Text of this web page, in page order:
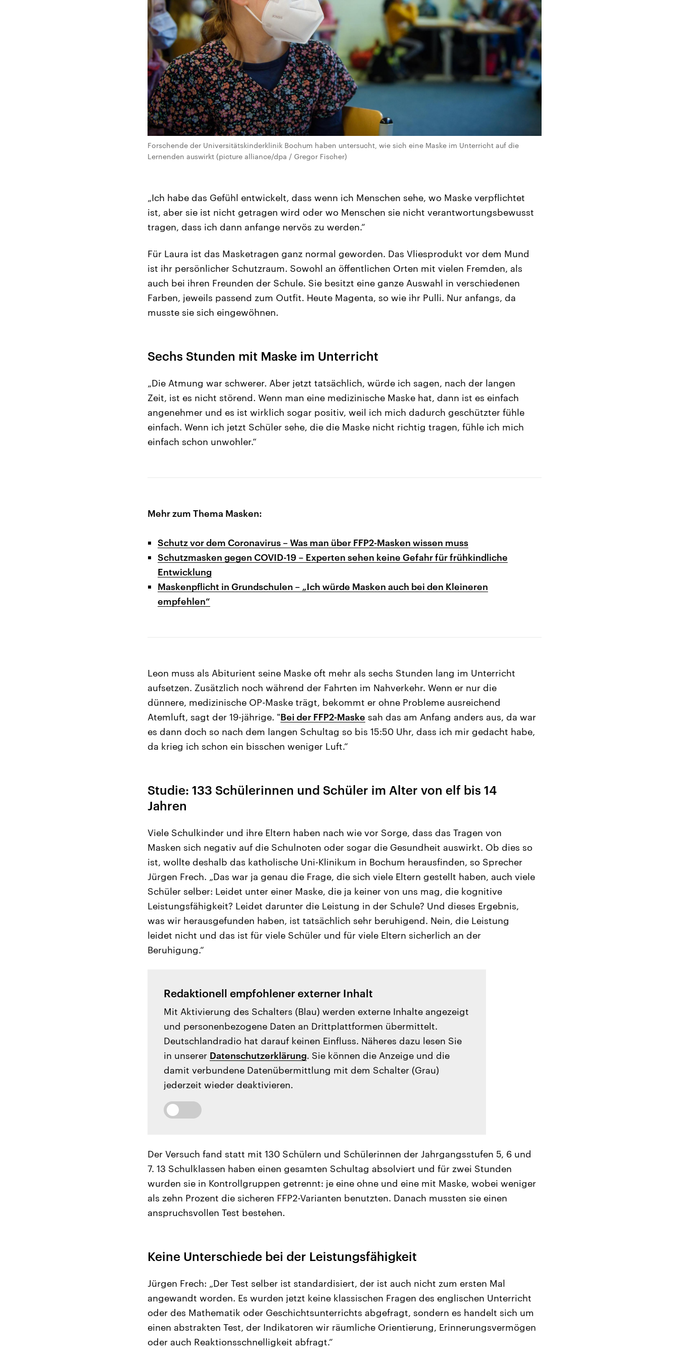
Forschende der Universitätskinderklinik Bochum haben untersucht, wie sich eine Maske im Unterricht auf die
Lernenden auswirkt (picture alliance/dpa / Gregor Fischer)
„Ich habe das Gefühl entwickelt, dass wenn ich Menschen sehe, wo Maske verpflichtet
ist, aber sie ist nicht getragen wird oder wo Menschen sie nicht verantwortungsbewusst
tragen, dass ich dann anfange nervös zu werden.“
Für Laura ist das Masketragen ganz normal geworden. Das Vliesprodukt vor dem Mund
ist ihr persönlicher Schutzraum. Sowohl an öffentlichen Orten mit vielen Fremden, als
auch bei ihren Freunden der Schule. Sie besitzt eine ganze Auswahl in verschiedenen
Farben, jeweils passend zum Outfit. Heute Magenta, so wie ihr Pulli. Nur anfangs, da
musste sie sich eingewöhnen.
Sechs Stunden mit Maske im Unterricht
„Die Atmung war schwerer. Aber jetzt tatsächlich, würde ich sagen, nach der langen
Zeit, ist es nicht störend. Wenn man eine medizinische Maske hat, dann ist es einfach
angenehmer und es ist wirklich sogar positiv, weil ich mich dadurch geschützter fühle
einfach. Wenn ich jetzt Schüler sehe, die die Maske nicht richtig tragen, fühle ich mich
einfach schon unwohler.“
Mehr zum Thema Masken:
Schutz vor dem Coronavirus – Was man über FFP2-Masken wissen muss
Schutzmasken gegen COVID-19 – Experten sehen keine Gefahr für frühkindliche
Entwicklung
Maskenpflicht in Grundschulen – „Ich würde Masken auch bei den Kleineren
empfehlen“
Leon muss als Abiturient seine Maske oft mehr als sechs Stunden lang im Unterricht
aufsetzen. Zusätzlich noch während der Fahrten im Nahverkehr. Wenn er nur die
dünnere, medizinische OP-Maske trägt, bekommt er ohne Probleme ausreichend
Atemluft, sagt der 19-jährige. "Bei der FFP2-Maske sah das am Anfang anders aus, da war
es dann doch so nach dem langen Schultag so bis 15:50 Uhr, dass ich mir gedacht habe,
da krieg ich schon ein bisschen weniger Luft.“
Studie: 133 Schülerinnen und Schüler im Alter von elf bis 14
Jahren
Viele Schulkinder und ihre Eltern haben nach wie vor Sorge, dass das Tragen von
Masken sich negativ auf die Schulnoten oder sogar die Gesundheit auswirkt. Ob dies so
ist, wollte deshalb das katholische Uni-Klinikum in Bochum herausfinden, so Sprecher
Jürgen Frech. „Das war ja genau die Frage, die sich viele Eltern gestellt haben, auch viele
Schüler selber: Leidet unter einer Maske, die ja keiner von uns mag, die kognitive
Leistungsfähigkeit? Leidet darunter die Leistung in der Schule? Und dieses Ergebnis,
was wir herausgefunden haben, ist tatsächlich sehr beruhigend. Nein, die Leistung
leidet nicht und das ist für viele Schüler und für viele Eltern sicherlich an der
Beruhigung.“
Redaktionell empfohlener externer Inhalt
Mit Aktivierung des Schalters (Blau) werden externe Inhalte angezeigt
und personenbezogene Daten an Drittplattformen übermittelt.
Deutschlandradio hat darauf keinen Einfluss. Näheres dazu lesen Sie
in unserer Datenschutzerklärung. Sie können die Anzeige und die
damit verbundene Datenübermittlung mit dem Schalter (Grau)
jederzeit wieder deaktivieren.
Der Versuch fand statt mit 130 Schülern und Schülerinnen der Jahrgangsstufen 5, 6 und
7. 13 Schulklassen haben einen gesamten Schultag absolviert und für zwei Stunden
wurden sie in Kontrollgruppen getrennt: je eine ohne und eine mit Maske, wobei weniger
als zehn Prozent die sicheren FFP2-Varianten benutzten. Danach mussten sie einen
anspruchsvollen Test bestehen.
Keine Unterschiede bei der Leistungsfähigkeit
Jürgen Frech: „Der Test selber ist standardisiert, der ist auch nicht zum ersten Mal
angewandt worden. Es wurden jetzt keine klassischen Fragen des englischen Unterricht
oder des Mathematik oder Geschichtsunterrichts abgefragt, sondern es handelt sich um
einen abstrakten Test, der Indikatoren wir räumliche Orientierung, Erinnerungsvermögen
oder auch Reaktionsschnelligkeit abfragt.“